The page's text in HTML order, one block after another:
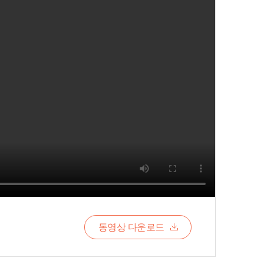
동영상다운로드